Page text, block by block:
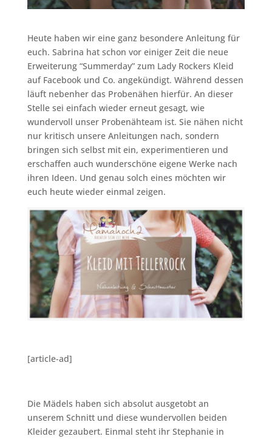
Heute haben wir eine ganz besondere Anleitung für
euch. Sabrina hat schon vor einiger Zeit die neue
Erweiterung “Summerday” zum Lady Rockers Kleid
auf Facebook und Co. angekündigt. Während dessen
läuft nebenher das Probenähen hierfür. An dieser
Stelle sei einfach wieder erneut gesagt, wie
wundervoll unser Probenähteam ist. Sie nähen nicht
nur kritisch unsere Anleitungen nach, sondern
bringen sich selbst mit ein, experimentieren und
erschaffen auch wunderschöne eigene Werke nach
ihren Ideen. Und genau solch eines möchten wir
euch heute wieder einmal zeigen.
[article-ad]
Die Mädels haben sich absolut ausgetobt an
unserem Schnitt und diese wundervollen beiden
Kleider gezaubert. Einmal steht ihr Stephanie in